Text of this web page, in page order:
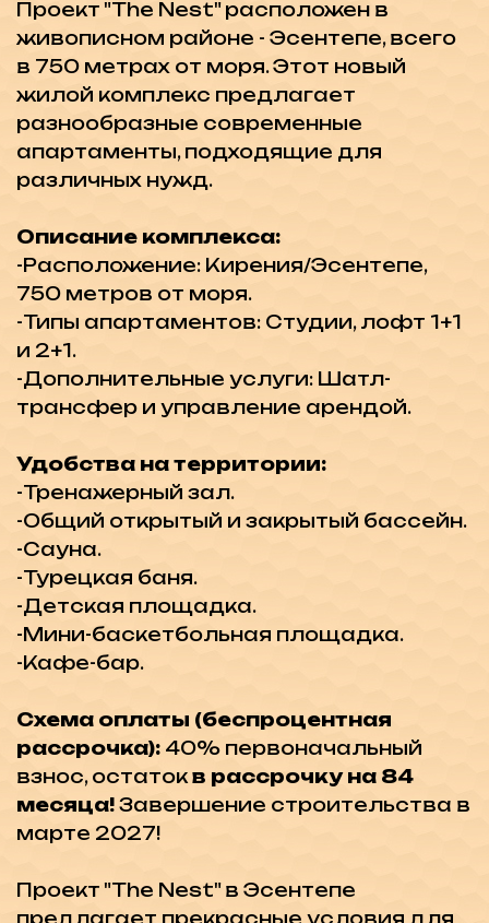
Удобства на территории:
-Тренажерный зал.
-Общий открытый и закрытый бассейн.
-Сауна.
-Турецкая баня.
-Детская площадка.
-Мини-баскетбольная площадка.
-Кафе-бар.
рассрочка):40% первоначальный
взнос, остаток в рассрочку на 84
Завершение строительства в
марте 2027!
Проект "The Nest" в Эсентепе
предлагает прекрасные условия для
комфортного проживания и выгодных
инвестиций. Близость к морю,
разнообразие удобств и гибкие
комплекс привлекательным выбором
для всех, кто ищет качественное и
современное жилье на Северном
Кипре.
-10 минут до 5* отелей
-30 минут до школы-колледжа ESK
-30 минут до Центра Кирении
-60 минут до Аэропорта Ercan
Не упустите возможность стать
сочетаются с великолепными видами
и удобствами. Оставьте заявку и
так же подборку лучших
инвестиционных проектов на
Северном Кипре!
Недвижимость в этом